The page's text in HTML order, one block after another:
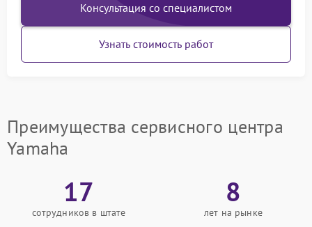
Консультация со специалистом
Узнать стоимость работ
Преимущества сервисного центра
Yamaha
17
сотрудников в штате
8
лет на рынке